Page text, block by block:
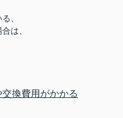
、
は、
交換費用がかかる